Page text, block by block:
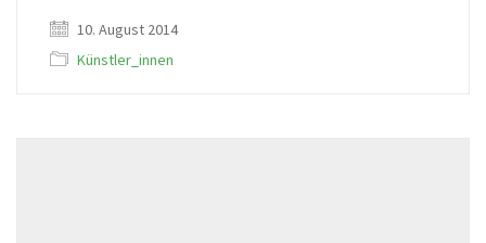
10. August 2014
Künstler_innen